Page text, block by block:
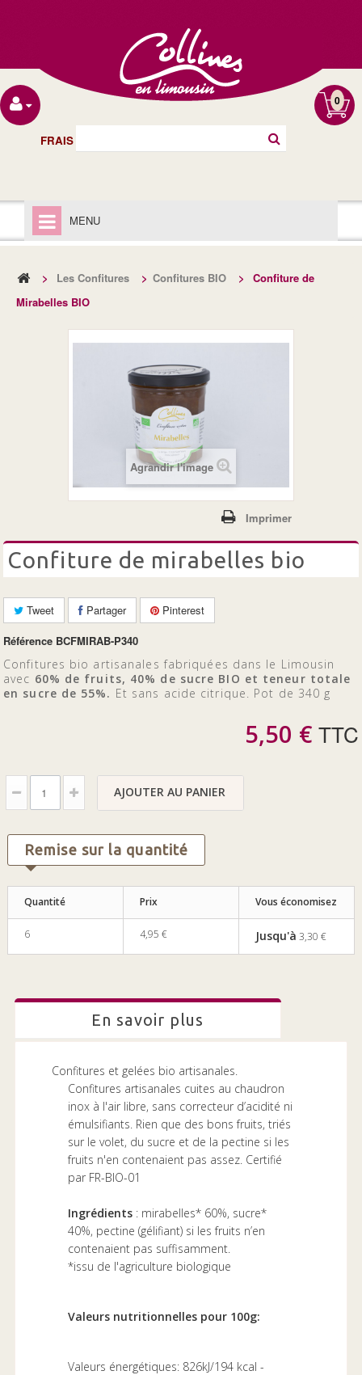
0
FRAIS DE PORT OFFERT À PARTIR DE 40€
MENU
LIVRAISON
LES 100% FRUITS BIO
> Les Confitures > Confitures BIO >
Confiture de
Mirabelles BIO
Agrandir l'image
Imprimer
confiture de mirabelles bio
Tweet Partager
Pinterest
Référence BCFMIRAB-P340
Confitures bio artisanales fabriquées dans le Limousin
avec 60% de fruits, 40% de sucre BIO et teneur totale
en sucre de 55%. Et sans acide citrique. Pot de 340 g
5,50 € TTC
AJOUTER AU PANIER
Remise sur la quantité
Quantité Prix Vous économisez
6 4,95 € Jusqu'à 3,30 €
en savoir plus
Confitures et gelées bio artisanales.
Confitures artisanales cuites au chaudron
inox à l'air libre, sans correcteur d’acidité ni
émulsifiants. Rien que des bons fruits, triés
sur le volet, du sucre et de la pectine si les
fruits n'en contenaient pas assez. Certifié
par FR-BIO-01
Ingrédients : mirabelles* 60%, sucre*
40%, pectine (gélifiant) si les fruits n’en
contenaient pas suffisamment.
*issu de l'agriculture biologique
Valeurs nutritionnelles pour 100g:
Valeurs énergétiques: 826kJ/194 kcal -